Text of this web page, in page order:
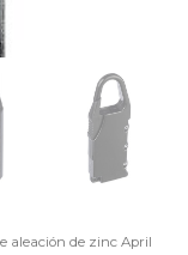
aleación de zinc April